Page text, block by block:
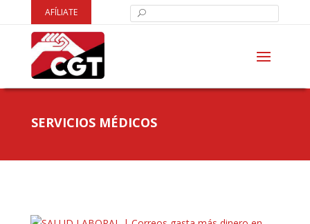
AFÍLIATE
SERVICIOS MÉDICOS